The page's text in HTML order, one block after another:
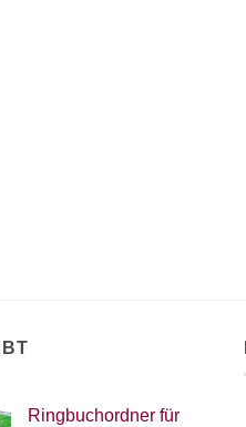
Ringbuchordner für